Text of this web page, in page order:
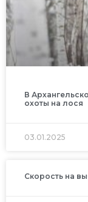
В
охоты на лося
03.01.2025
Скорость на